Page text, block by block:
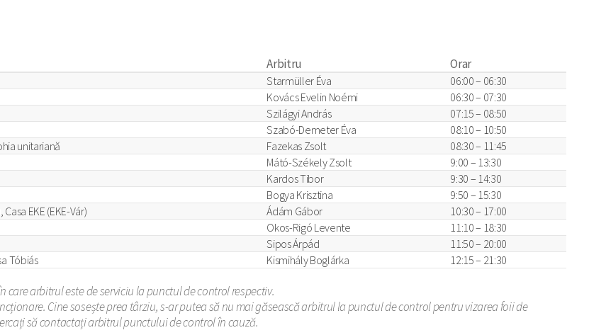
Arbitru Orar
Starmüller Éva
06:00 – 06:30
Kovács Evelin Noémi
06:30 – 07:30
Szilágyi András
07:15 – 08:50
Szabó-Demeter Éva
08:10 – 10:50
unitariană Fazekas Zsolt
08:30 – 11:45
Mátó-Székely Zsolt
9:00 – 13:30
Kardos Tibor
9:30 – 14:30
Bogya Krisztina
9:50 – 15:30
EKE (EKE-Vár) Ádám Gábor
10:30 – 17:00
Okos-Rigó Levente
11:10 – 18:30
Sipos Árpád
11:50 – 20:00
Tóbiás Kismihály Boglárka 12:15 – 21:30
arbitrul este de serviciu la punctul de control respectiv.
Cine sosește prea târziu, s-ar putea să nu mai găsească arbitrul la punctul de control pentru vizarea foii de
să contactați arbitrul punctului de control în cauză.